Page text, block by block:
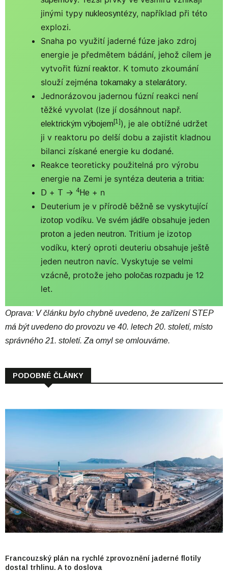
jinými typy nukleosyntézy, například při této
explozi.
Snaha po využití jaderné fúze jako zdroj
energie je předmětem bádání, jehož cílem je
vytvořit fúzní reaktor. K tomuto zkoumání
slouží zejména tokamakya stelarátory.
Jednorázovou jadernou fúzní reakci není
těžké vyvolat (lze jí dosáhnout např.
elektrickým výbojem[1] ), je ale obtížné udržet
ji v reaktoru po delší dobu a zajistit kladnou
bilanci získané energie ku dodané.
Reakce teoreticky použitelná pro výrobu
energie na Zemi je syntéza deuteriaa tritia:
D + T → 4He+ n
Deuterium je v přírodě běžně se vyskytující
izotopvodíku. Ve svém jádřeobsahuje jeden
protona jeden neutron. Tritium je izotop
vodíku, který oproti deuteriu obsahuje ještě
jeden neutron navíc. Vyskytuje se velmi
vzácně, protože jeho poločas rozpaduje 12
let.
Oprava: V článku bylo chybně uvedeno, že zařízení STEP
má být uvedeno do provozu ve 40. letech 20. století, místo
správného 21. století. Za omyl se omlouváme.
PODOBNÉ ČLÁNKY
Francouzský plán na rychlé zprovoznění jaderné flotily
dostal trhlinu. A to doslova